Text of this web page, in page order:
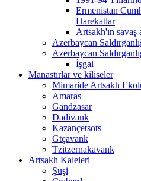
Ermenistan
Harekatlar
Artsakh'ın savaş
Azerbaycan
Azerbaycan
İşgal
Manastırlar ve kiliseler
Mimaride Artsakh
Amaras
Gandzasar
Dadivank
Kazançetsots
Gtçavank
Tzitzernakavank
Artsakh Kaleleri
Şuşi